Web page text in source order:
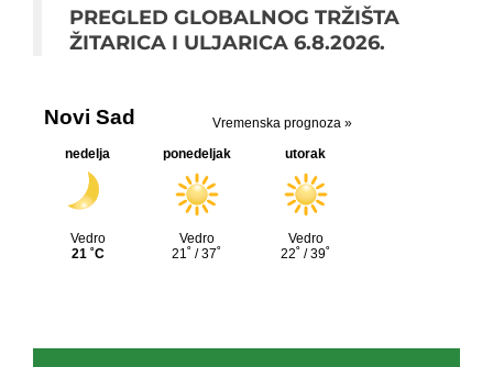
PREGLED GLOBALNOG TRŽIŠTA
ŽITARICA I ULJARICA 6.8.2026.